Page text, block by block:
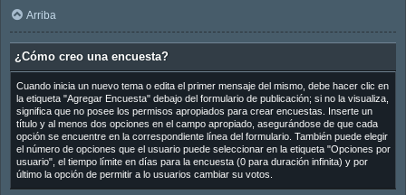
Arriba
¿Cómo creo una encuesta?
Cuando inicia un nuevo tema o edita el primer mensaje del mismo, debe hacer clic en
la etiqueta "Agregar Encuesta" debajo del formulario de publicación; si no la visualiza,
significa que no posee los permisos apropiados para crear encuestas. Inserte un
título y al menos dos opciones en el campo apropiado, asegurándose de que cada
opción se encuentre en la correspondiente línea del formulario. También puede elegir
el número de opciones que el usuario puede seleccionar en la etiqueta "Opciones por
usuario", el tiempo límite en días para la encuesta (0 para duración infinita) y por
último la opción de permitir a lo usuarios cambiar su votos.